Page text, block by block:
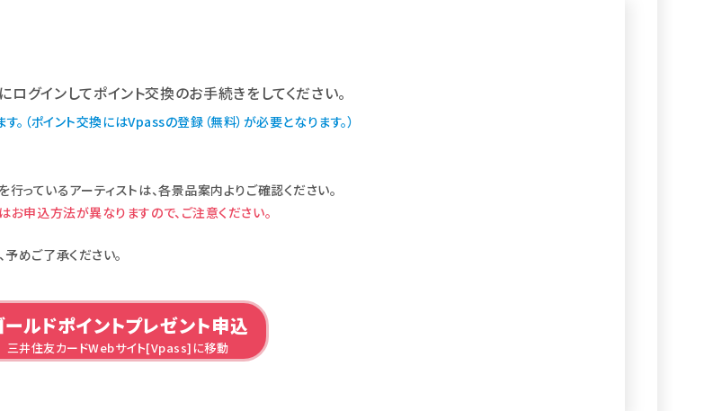
グインしてポイント交換のお手続きをしてください。
（ポイント交換にはVpassの登録（無料）が必要となります。）
っているアーティストは、各景品案内よりご確認ください。
はお申込方法が異なりますので、ご注意ください。
めご了承ください。
ールドポイントプレゼント申込
三井住友カードWebサイト[Vpass]に移動